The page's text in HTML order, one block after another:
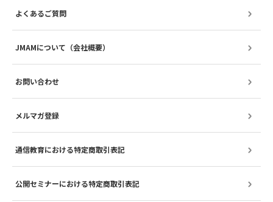
よくあるご質問
JMAMについて（会社概要）
お問い合わせ
メルマガ登録
通信教育における特定商取引表記
公開セミナーにおける特定商取引表記